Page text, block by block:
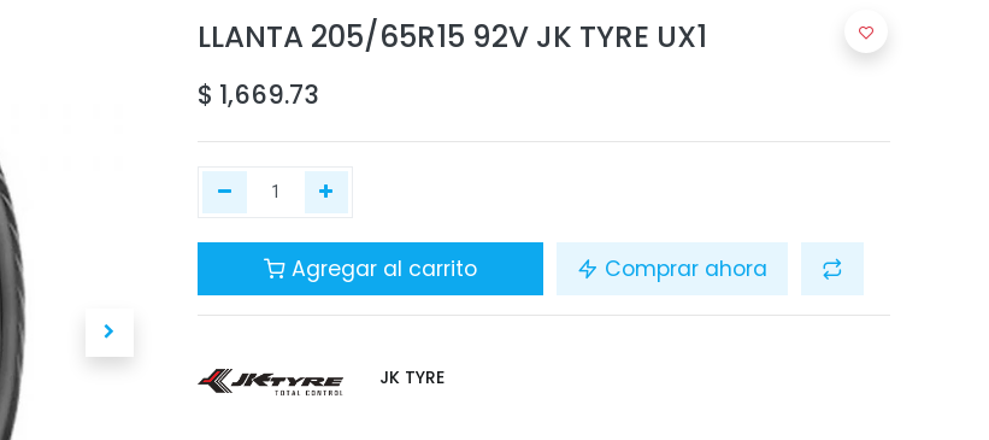
LLANTA 205/65R15 92V JK TYRE UX1
$ 1,669.73
Agregar al carrito Comprar ahora
JK TYRE